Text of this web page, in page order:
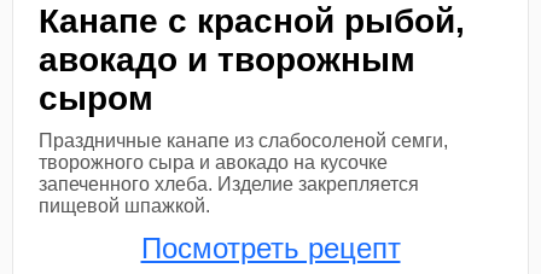
Канапе с красной рыбой,
авокадо и творожным
сыром
Праздничные канапе из слабосоленой семги,
творожного сыра и авокадо на кусочке
запеченного хлеба. Изделие закрепляется
пищевой шпажкой.
Посмотреть рецепт